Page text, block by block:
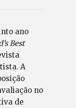
ano
Best
A
no
de